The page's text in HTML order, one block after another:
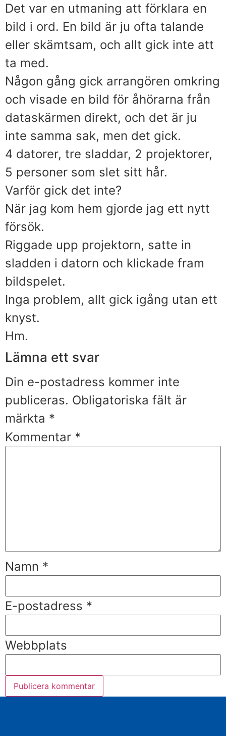
Det var en utmaning att förklara en
bild i ord. En bild är ju ofta talande
eller skämtsam, och allt gick inte att
ta med.
Någon gång gick arrangören omkring
och visade en bild för åhörarna från
dataskärmen direkt, och det är ju
inte samma sak, men det gick.
4 datorer, tre sladdar, 2 projektorer,
5 personer som slet sitt hår.
Varför gick det inte?
När jag kom hem gjorde jag ett nytt
försök.
Riggade upp projektorn, satte in
sladden i datorn och klickade fram
bildspelet.
Inga problem, allt gick igång utan ett
knyst.
Hm.
Lämna ett svar
Din e-postadress kommer inte
publiceras. Obligatoriska fält är
märkta *
Kommentar *
Namn *
E-postadress *
Webbplats